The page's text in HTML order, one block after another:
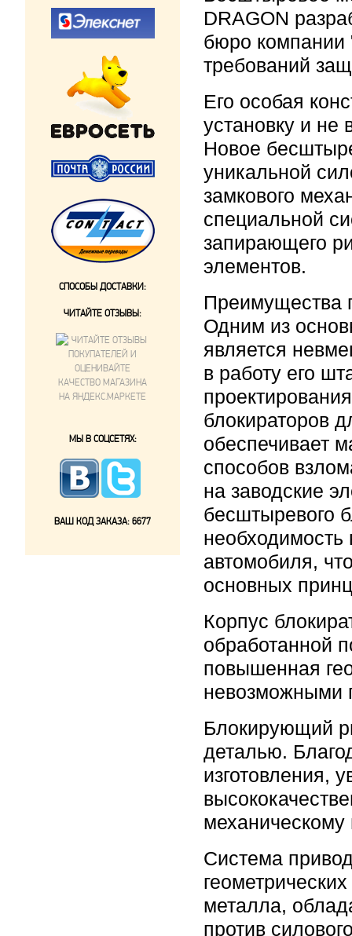
DRAGON
бюро
требований
Его особая
установку и не
Новое
уникальной
замкового
специальной
запирающего
элементов.
Преимущества
Одним из
является
в работу его
блокираторов
обеспечивает
способов
на заводские
бесштыревого
необходимость
автомобиля,
основных
Корпус
обработанной
повышенная
невозможными
Блокирующий
деталью.
изготовления,
механическому
Система
металла,
против
СПОСОБЫ ДОСТАВКИ:
ЧИТАЙТЕ ОТЗЫВЫ:
МЫ В СОЦСЕТЯХ:
ВАШ КОД ЗАКАЗА: 6677